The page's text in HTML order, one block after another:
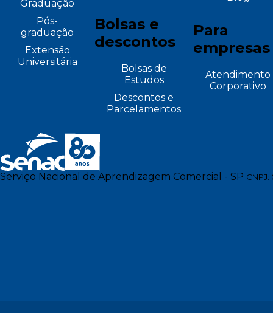
Graduação
Pós-
graduação
Extensão
Universitária
Bolsas e
descontos
Bolsas de
Estudos
Descontos e
Parcelamentos
Para
empresas
Atendimento
Corporativo
Serviço Nacional de Aprendizagem Comercial - SP